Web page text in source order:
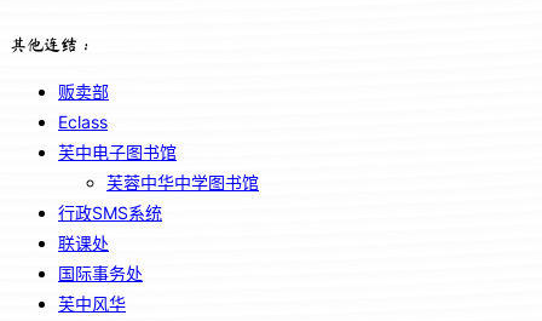
其他连结：
贩卖部
Eclass
芙中电子图书馆
芙蓉中华中学图书馆
行政SMS系统
联课处
国际事务处
芙中风华